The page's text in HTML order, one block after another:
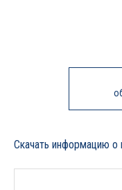
Скачать информацию о